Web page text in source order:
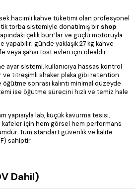
hacimli kahve tüketimi olan profesyonel
torba sistemiyle donatılmış bir shop
çelik burr’lar ve güçlü motoruyla
yapabilir; günde yaklaşık 27 kg kahve
veya şahsi tost evleri için idealdir.
ayar sistemi, kullanıcıya hassas kontrol
ve titreşimli shaker plaka gibi retention
öğütme sonrası kalıntı minimal düzeyde
ise öğütme sürecini hızlı ve temiz hale
yapısıyla lab, küçük kavurma tesisi,
için hem görsel hem performans
Tüm standart güvenlik ve kalite
sahiptir.
Dahil)